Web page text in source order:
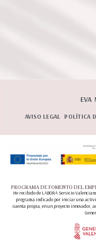
AVISO LEGAL POLÍTICA
PROGRAMA DE FOMENTO DEL
He recibido de LABORA Servicio
programa indicado por iniciar una
cuenta propia, en un proyecto innovador,